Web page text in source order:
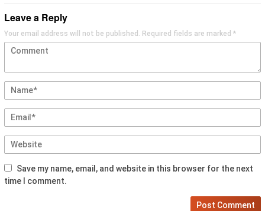
Leave a Reply
Your email address will not be published. Required fields are marked *
Save my name, email, and website in this browser for the next
time I comment.